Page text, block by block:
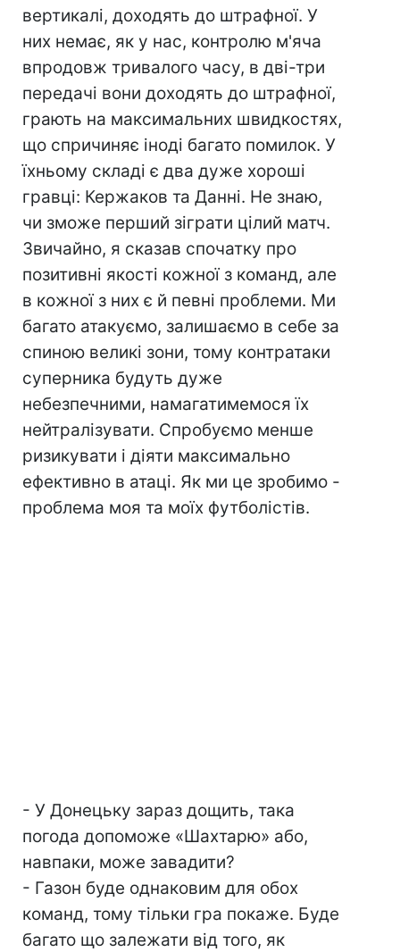
вертикалі, доходять до штрафної. У
них немає, як у нас, контролю м'яча
впродовж тривалого часу, в дві-три
передачі вони доходять до штрафної,
грають на максимальних швидкостях,
що спричиняє іноді багато помилок. У
їхньому складі є два дуже хороші
гравці: Кержаков та Данні. Не знаю,
чи зможе перший зіграти цілий матч.
Звичайно, я сказав спочатку про
позитивні якості кожної з команд, але
в кожної з них є й певні проблеми. Ми
багато атакуємо, залишаємо в себе за
спиною великі зони, тому контратаки
суперника будуть дуже
небезпечними, намагатимемося їх
нейтралізувати. Спробуємо менше
ризикувати і діяти максимально
ефективно в атаці. Як ми це зробимо -
проблема моя та моїх футболістів.
- У Донецьку зараз дощить, така
погода допоможе «Шахтарю» або,
навпаки, може завадити?
- Газон буде однаковим для обох
команд, тому тільки гра покаже. Буде
багато що залежати від того, як